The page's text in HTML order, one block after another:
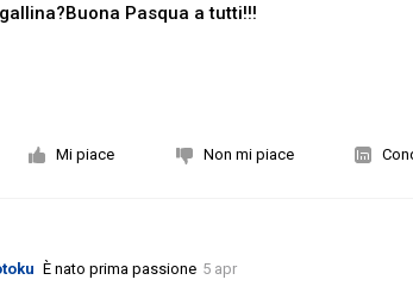
Pasqua a tutti!!!
Mi piace Non mi piace
È nato prima passione 5 apr